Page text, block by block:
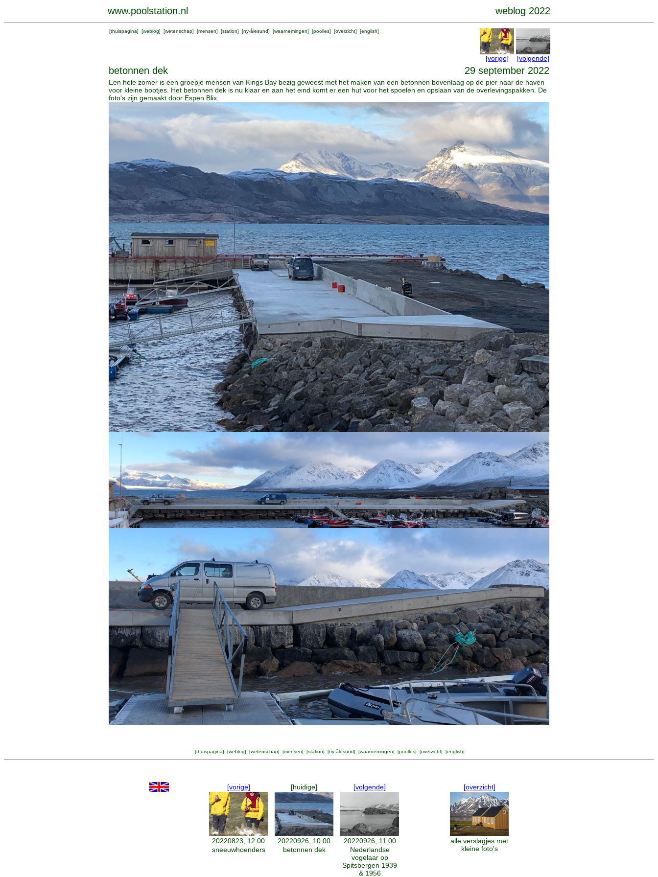
www.poolstation.nl weblog 2022
[thuispagina] [weblog] [wetenschap] [mensen] [station] [ny-ålesund] [waarnemingen] [poolles] [overzicht] [english]
[vorige] [volgende]
betonnen dek 29 september 2022
Een hele zomer is een groepje mensen van Kings Bay bezig geweest met het maken van een betonnen bovenlaag op de pier naar de haven
voor kleine bootjes. Het betonnen dek is nu klaar en aan het eind komt er een hut voor het spoelen en opslaan van de overlevingspakken. De
foto's zijn gemaakt door Espen Blix.
[thuispagina] [weblog] [wetenschap] [mensen] [station] [ny-ålesund] [waarnemingen] [poolles] [overzicht] [english]
[vorige] [huidige] [volgende] [overzicht]
20220823, 12:00 20220926, 10:00 20220926, 11:00
alle verslagjes met
kleine foto's
sneeuwhoenders betonnen dek
Nederlandse
vogelaar op
Spitsbergen 1939
& 1956